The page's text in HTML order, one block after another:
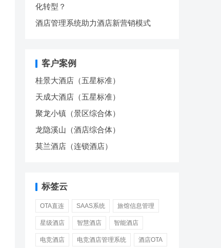
化转型？
酒店管理系统助力酒店新营销模式
客户案例
桂景大酒店（五星标准）
天成大酒店（五星标准）
聚龙小镇（景区综合体）
龙隐溪山（酒店综合体）
莫兰酒店（连锁酒店）
标签云
OTA直连 SAAS系统 旅馆信息管理
星级酒店 智慧酒店 智能酒店
电竞酒店 电竞酒店管理系统 酒店OTA